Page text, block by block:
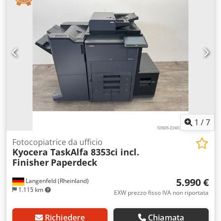
Condizioni: La presente offerta riguarda un dispositivo
usato, che potrebbe presentare segni di usura (piccoli
graffi o ingiallimenti). Il dispositivo è stato testato per
verificarne il funzionamento. Un esempio di stampa di
prova è visibile nella foto. Imballaggio e spedizione: Siete
invitati a visionare il dispositivo durante i nostri orari di
apertura. Vi preghiamo di fissare un appuntamento! Su
richiesta, è possibile predisporre un imballaggio adatto al
trasporto marittimo e provvedere alla spedizione in tutto il
mondo! Prima della spedizione o del ritiro, verrà effettuato
un test di funzionamento e registrato in un video, che vi
sarà fornito. Per ulteriori informazioni, non esitate a
1 /7
Langenfeld (Rheinland)
1.115 km
Fotocopiatrice da ufficio
Kyocera TaskAlfa 8353ci incl.
Finisher Paperdeck
5.990 €
EXW prezzo fisso IVA non riportata
Richiedere Chiamata